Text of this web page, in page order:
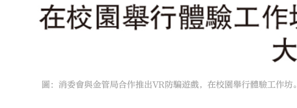
圖：消委會與金管局合作推出VR防騙遊戲，在校園舉行體驗工作坊